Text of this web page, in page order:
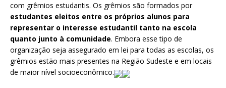
com grêmios estudantis. Os grêmios são formados por
estudantes eleitos entre os próprios alunos para
representar o interesse estudantil tanto na escola
quanto junto à comunidade. Embora esse tipo de
organização seja assegurado em lei para todas as escolas, os
grêmios estão mais presentes na Região Sudeste e em locais
de maior nível socioeconômico.